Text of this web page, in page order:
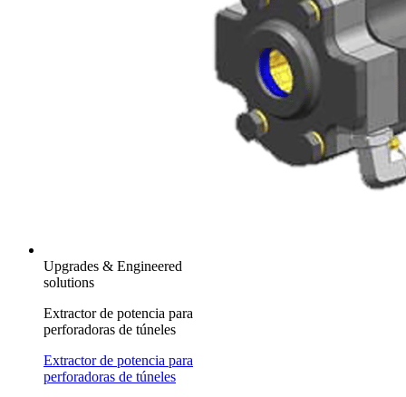
Upgrades & Engineered
solutions
Extractor de potencia para
perforadoras de túneles
Extractor de potencia para
perforadoras de túneles